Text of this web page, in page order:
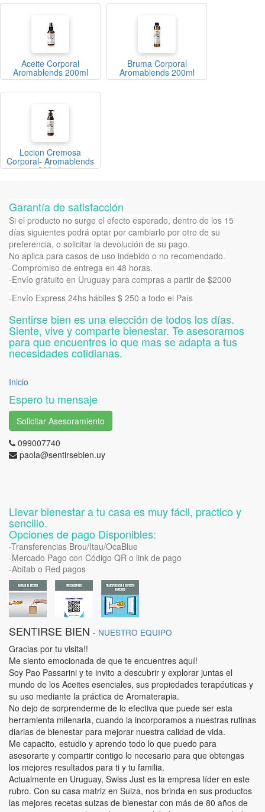
Aceite Corporal
Aromablends 200ml
Bruma Corporal
Aromablends 200ml
Locion Cremosa
Corporal- Aromablends
200ml.
Garantía de satisfacción
Si el producto no surge el efecto esperado, dentro de los 15
días siguientes podrá optar por cambiarlo por otro de su
preferencia, o solicitar la devolución de su pago.
No aplica para casos de uso indebido o no recomendado.
-Compromiso de entrega en 48 horas.
-Envío gratuito en Uruguay para compras a partir de $2000
-Envío Express 24hs hábiles $ 250 a todo el País
Sentirse bien es una elección de todos los días.
Siente, vive y comparte bienestar. Te asesoramos
para que encuentres lo que mas se adapta a tus
necesidades cotidianas.
Inicio
Espero tu mensaje
Solicitar Asesoramiento
099007740
paola@sentirsebien.uy
Llevar bienestar a tu casa es muy fácil, practico y
sencillo.
Opciones de pago Disponibles:
-Transferencias Brou/Itau/OcaBlue
-Mercado Pago con Código QR o link de pago
-Abitab o Red pagos
SENTIRSE BIEN - NUESTRO EQUIPO
Gracias por tu visita!!
Me siento emocionada de que te encuentres aquí!
Soy Pao Passarini y te invito a descubrir y explorar juntas el
mundo de los Aceites esenciales, sus propiedades terapéuticas y
su uso mediante la práctica de Aromaterapia.
No dejo de sorprenderme de lo efectiva que puede ser esta
herramienta milenaria, cuando la incorporamos a nuestras rutinas
diarias de bienestar para mejorar nuestra calidad de vida.
Me capacito, estudio y aprendo todo lo que puedo para
asesorarte y compartir contigo lo necesario para que obtengas
los mejores resultados para ti y tu familia.
Actualmente en Uruguay, Swiss Just es la empresa líder en este
rubro. Con su casa matriz en Suiza, nos brinda en sus productos
las mejores recetas suizas de bienestar con más de 80 años de